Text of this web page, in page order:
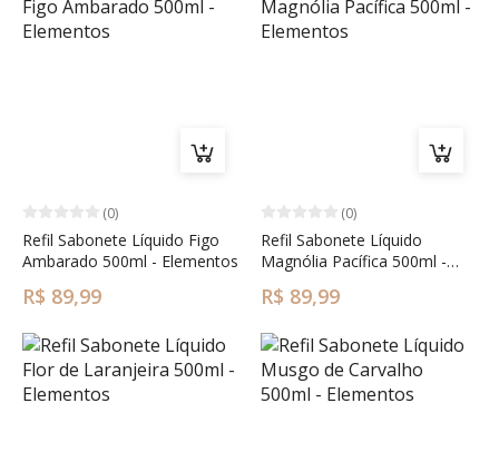
(0)
Refil Sabonete Líquido Figo
Ambarado 500ml - Elementos
R$ 89,99
(0)
Refil Sabonete Líquido
Magnólia Pacífica 500ml -
R$ 89,99